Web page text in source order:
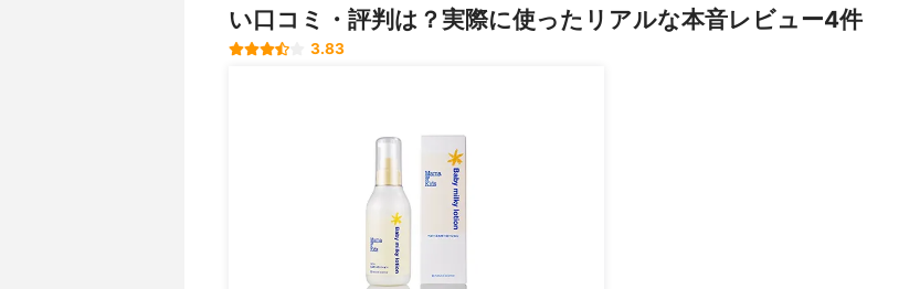
い口コミ・評判は？実際に使ったリアルな本音レビュー4件
3.83